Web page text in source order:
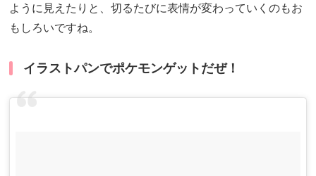
ように見えたりと、切るたびに表情が変わっていくのもお
もしろいですね。
イラストパンでポケモンゲットだぜ！